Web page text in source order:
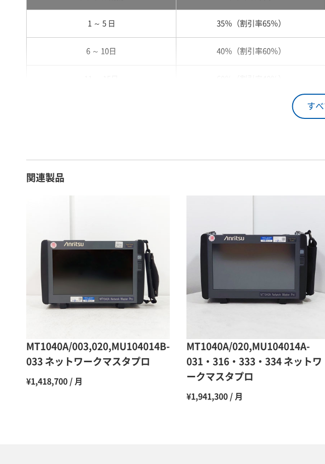
す
1 ～ 5 日 35％（割引率65％）
6 ～ 10日 40％（割引率60％）
26日 ～ 1ヶ月 100％（割引率 0％）
関連製品
MT1040A/003,020,MU104014B-
033 ネットワークマスタプロ
¥1,418,700 / 月
MT1040A/020,MU104014A-
031・316・333・334 ネットワ
ークマスタプロ
¥1,941,300 / 月